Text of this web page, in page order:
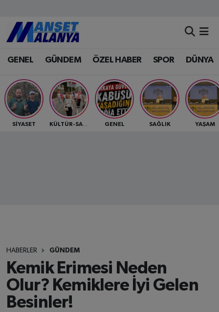
GENEL GÜNDEM ÖZEL HABER SPOR DÜNYA
SİYASET KÜLTÜR-SANAT GENEL SAĞLIK YAŞAM
HABERLER GÜNDEM
Kemik Erimesi Neden
Olur? Kemiklere İyi Gelen
Besinler!
Antalya Nöbetçi Eczaneler
Antalya Hava Durumu
Antalya Namaz Vakitleri
Antalya Trafik Yoğunluk Haritası